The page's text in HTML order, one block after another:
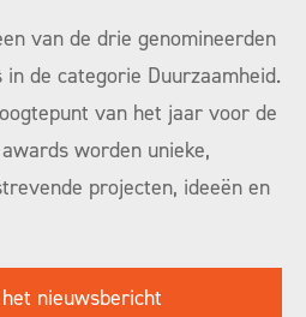
van de drie genomineerden
in de categorie Duurzaamheid.
van het jaar voor de
worden unieke,
projecten, ideeën en
nieuwsbericht